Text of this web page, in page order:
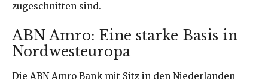
zugeschnitten sind.
ABN Amro: Eine starke Basis in
Nordwesteuropa
Die ABN Amro Bank mit Sitz in den Niederlanden